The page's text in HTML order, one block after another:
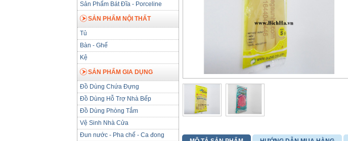
Sản Phẩm Bát Đĩa - Porceline
SẢN PHẨM NỘI THẤT
Tủ
Bàn - Ghế
Kệ
SẢN PHẨM GIA DỤNG
Đồ Dùng Chứa Đựng
Đồ Dùng Hỗ Trợ Nhà Bếp
Đồ Dùng Phòng Tắm
Vệ Sinh Nhà Cửa
Đun nước - Pha chế - Ca đong